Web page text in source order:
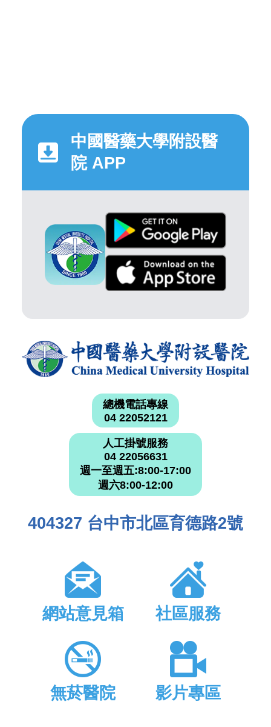
中國醫藥大學附設醫
院 APP
總機電話專線
04 22052121
人工掛號服務
04 22056631
週一至週五:8:00-17:00
週六8:00-12:00
404327 台中市北區育德路2號
網站意見箱 社區服務
無菸醫院 影片專區